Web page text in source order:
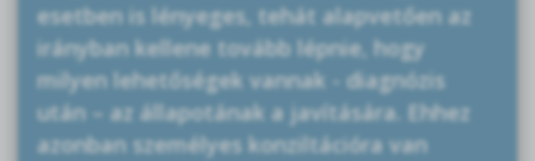
esetben is lényeges, tehát alapvetően az
irányban kellene tovább lépnie, hogy
milyen lehetőségek vannak - diagnózis
után – az állapotának a javítására. Ehhez
azonban személyes konziltációra van